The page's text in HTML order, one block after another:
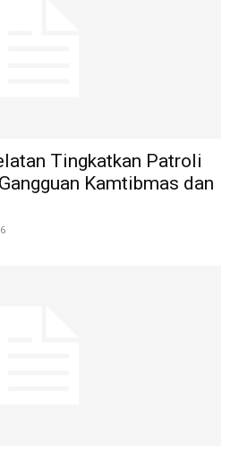
Tingkatkan Patroli
Kamtibmas dan